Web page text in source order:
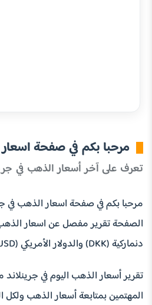
مرحبا بكم في صفحة
تعرف على آخر أسعار الذهب في
مرحبا بكم في صفحة اسعار الذهب في
الصفحة تقرير مفصل عن اسعار الذهب
دنماركية (DKK) والدولار الأمريكي (USD).
تقرير أسعار الذهب اليوم في
المهتمين بمتابعة أسعار الذهب ولكل